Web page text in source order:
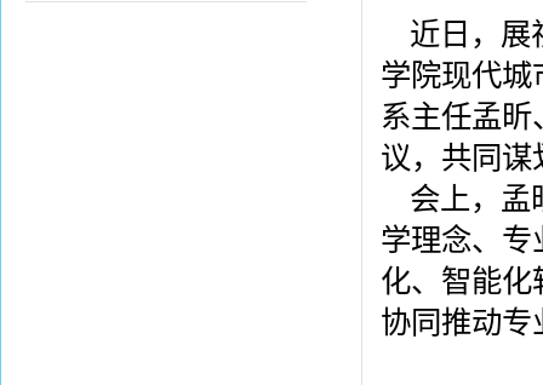
近日，展
学院现代城
系主任孟
议，共同谋
会上，孟
学理念、专
化、智能化
协同推动专